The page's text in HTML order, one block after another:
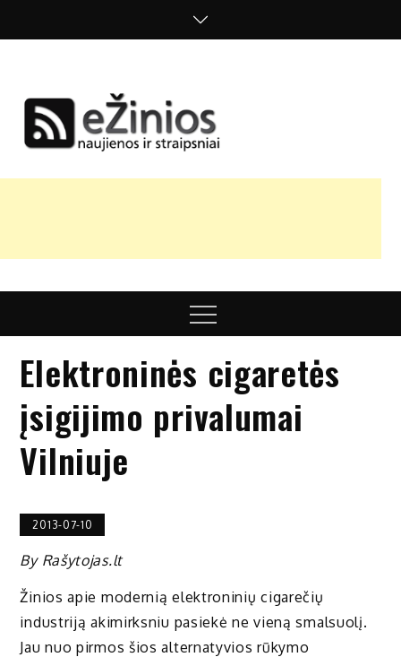
nuomonės
Menu
Elektroninės cigaretės
įsigijimo privalumai
Vilniuje
2013-07-10
By Rašytojas.lt
Žinios apie modernią elektroninių cigarečių
industriją akimirksniu pasiekė ne vieną smalsuolį.
Jau nuo pirmos šios alternatyvios rūkymo